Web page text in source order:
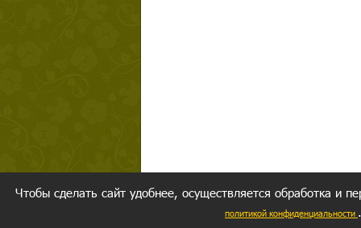
Чтобы сделать сайт удобнее, осуществляется обработка и
политикой конфиденциальности